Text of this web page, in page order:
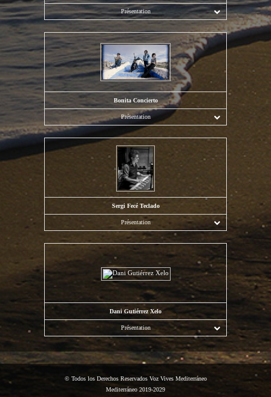
Présentation
Bonita Concierto
Présentation
Sergi Fecé Teclado
Présentation
Dani Gutiérrez Xelo
Présentation
© Todos los Derechos Reservados Voz Vives Mediterráneo
Mediterráneo 2019-2029